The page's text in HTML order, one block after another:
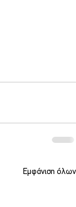
Εμφάνιση όλων